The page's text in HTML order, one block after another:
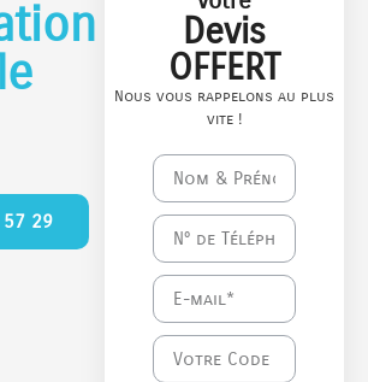
29
Devis
OFFERT
Nous vous rappelons au plus
vite !